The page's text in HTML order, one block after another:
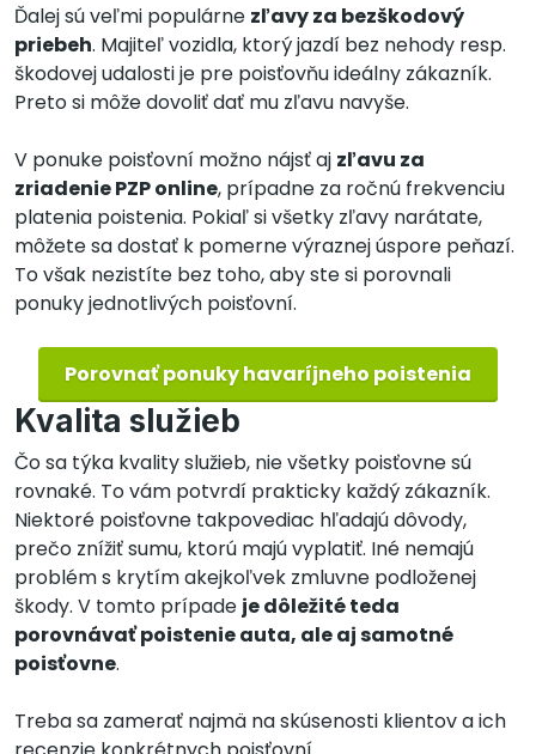
Ďalej sú veľmi populárne zľavy za bezškodový
priebeh. Majiteľ vozidla, ktorý jazdí bez nehody resp.
škodovej udalosti je pre poisťovňu ideálny zákazník.
Preto si môže dovoliť dať mu zľavu navyše.
V ponuke poisťovní možno nájsť aj zľavu za
zriadenie PZP online, prípadne za ročnú frekvenciu
platenia poistenia. Pokiaľ si všetky zľavy narátate,
môžete sa dostať k pomerne výraznej úspore peňazí.
To však nezistíte bez toho, aby ste si porovnali
ponuky jednotlivých poisťovní.
Porovnať ponuky havaríjneho poistenia
Kvalita služieb
Čo sa týka kvality služieb, nie všetky poisťovne sú
rovnaké. To vám potvrdí prakticky každý zákazník.
Niektoré poisťovne takpovediac hľadajú dôvody,
prečo znížiť sumu, ktorú majú vyplatiť. Iné nemajú
problém s krytím akejkoľvek zmluvne podloženej
škody. V tomto prípade je dôležité teda
porovnávať poistenie auta, ale aj samotné
poisťovne.
Treba sa zamerať najmä na skúsenosti klientov a ich